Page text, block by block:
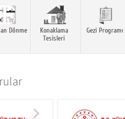
Dönme
Konaklama
Tesisleri
Gezi Programı